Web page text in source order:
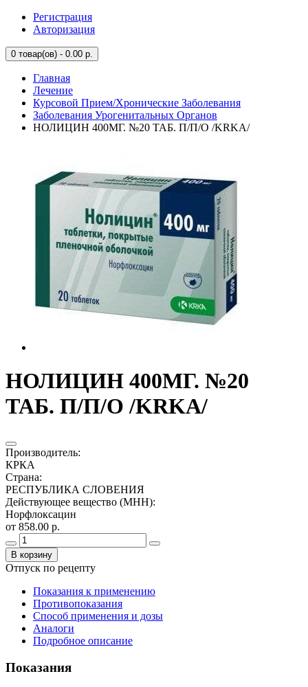
Регистрация
Авторизация
0 товар(ов) - 0.00 р.
Главная
Лечение
Курсовой Прием/Хронические Заболевания
Заболевания Урогенитальных Органов
НОЛИЦИН 400МГ. №20 ТАБ. П/П/О /KRKA/
НОЛИЦИН 400МГ. №20
ТАБ. П/П/О /KRKA/
Производитель:
КРКА
Страна:
РЕСПУБЛИКА СЛОВЕНИЯ
Действующее вещество (МНН):
Норфлоксацин
от 858.00 р.
В корзину
Отпуск по рецепту
Показания к применению
Противопоказания
Способ применения и дозы
Аналоги
Подробное описание
Показания